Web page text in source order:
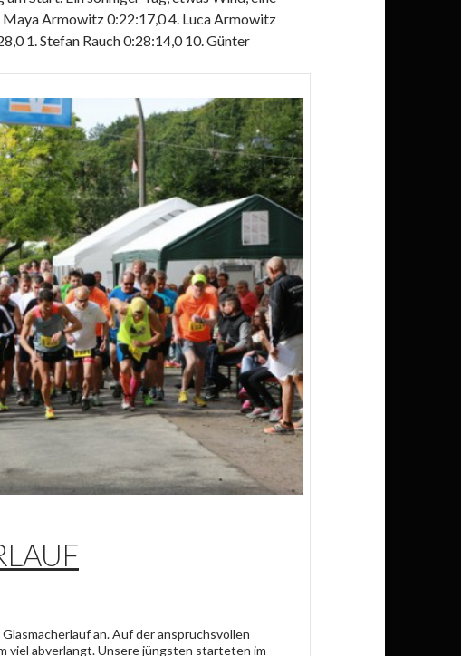
Maya Armowitz 0:22:17,0 4. Luca Armowitz
1. Stefan Rauch 0:28:14,0 10. Günter
an. Auf der anspruchsvollen
viel abverlangt. Unsere jüngsten starteten im